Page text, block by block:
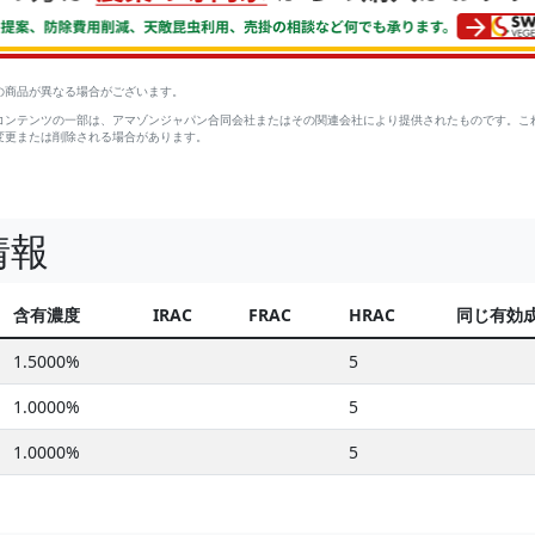
品が異なる場合がございます。
テンツの一部は、アマゾンジャパン合同会社またはその関連会社により提供されたものです。
または削除される場合があります。
含有濃度 IRAC FRAC HRAC 同じ有効
1.5000%
5
1.0000%
5
1.0000%
5